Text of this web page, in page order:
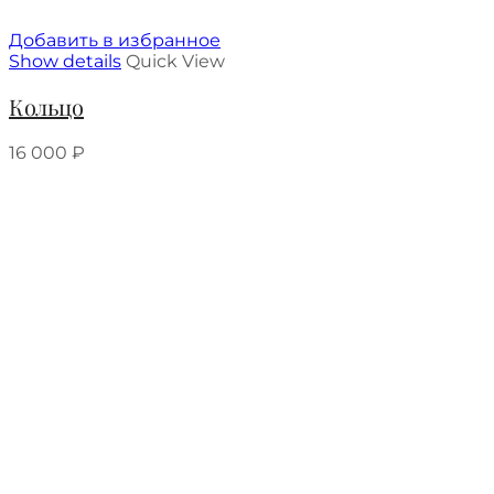
Добавить в избранное
Show details Quick View
Кольцо
16 000 ₽